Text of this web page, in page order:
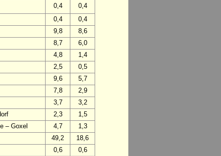
0,4
0,4
0,4
0,4
9,8
8,6
8,7
6,0
4,8
1,4
2,5
0,5
9,6
5,7
7,8
2,9
3,7
3,2
2,3
1,5
– Goxel 4,7
1,3
49,2
18,6
0,6
0,6